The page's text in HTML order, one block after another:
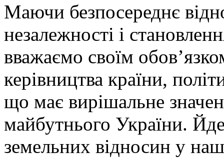
Маючи безпосереднє
незалежності і
вважаємо своїм
керівництва країни,
що має вирішальне
майбутнього України.
земельних відносин у